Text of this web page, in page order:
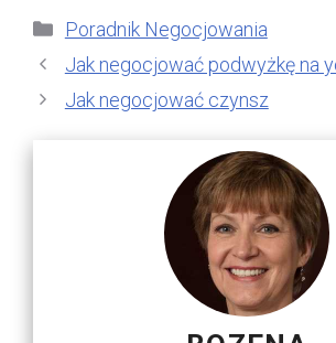
Kategorie
Poradnik Negocjowania
Jak negocjować podwyżkę na
Jak negocjować czynsz